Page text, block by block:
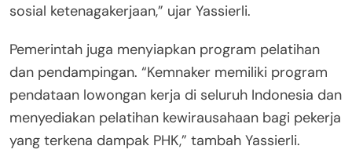
sosial ketenagakerjaan,” ujar Yassierli.
Pemerintah juga menyiapkan program pelatihan
dan pendampingan. “Kemnaker memiliki program
pendataan lowongan kerja di seluruh Indonesia dan
menyediakan pelatihan kewirausahaan bagi pekerja
yang terkena dampak PHK,” tambah Yassierli.